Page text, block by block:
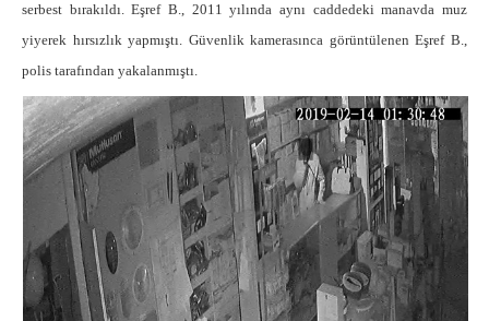
serbest bırakıldı. Eşref B., 2011 yılında aynı caddedeki manavda muz
yiyerek hırsızlık yapmıştı. Güvenlik kamerasınca görüntülenen Eşref B.,
polis tarafından yakalanmıştı.